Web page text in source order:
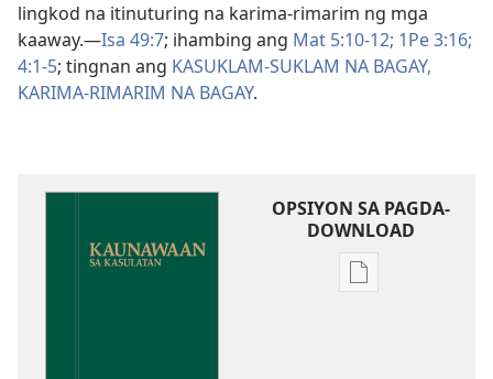
lingkod na itinuturing na karima-rimarim ng mga
kaaway.​—Isa 49:7; ihambing ang Mat 5:10-12; 1Pe 3:16;
4:1-5; tingnan ang KASUKLAM-SUKLAM NA BAGAY,
KARIMA-RIMARIM NA BAGAY.
OPSIYON SA PAGDA-
DOWNLOAD
Opsiyon